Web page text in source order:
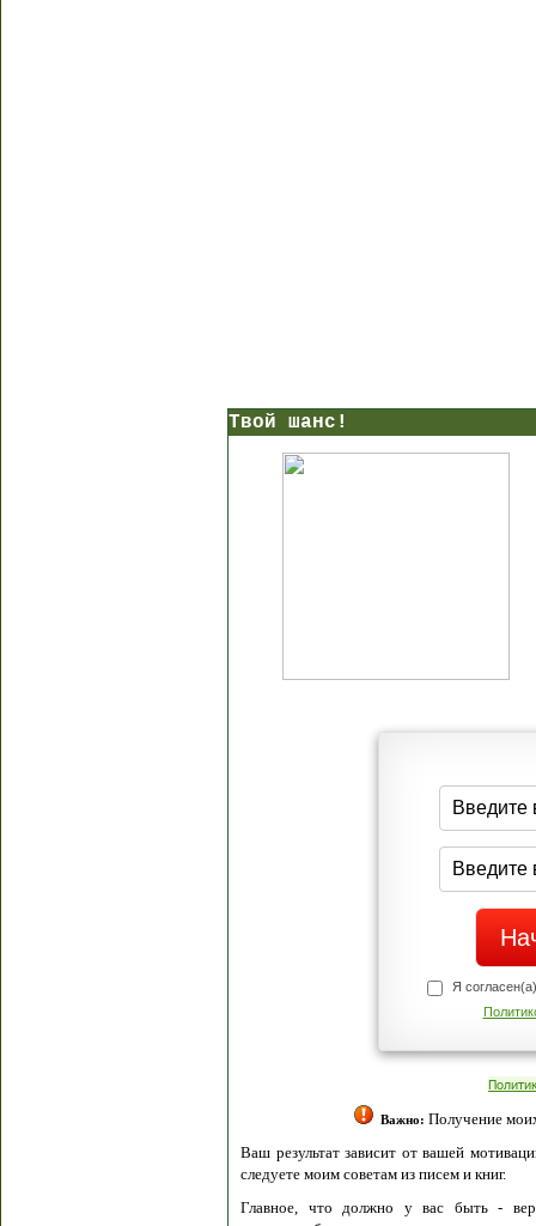
Твой шанс!
Я
Важно: Получение
Ваш результат зависит от вашей
следуете моим советам из писем и книг.
Главное, что должно у вас быть -